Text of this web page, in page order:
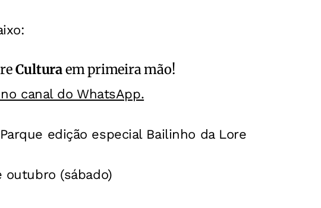
:
Culturaem primeira mão!
canal do WhatsApp.
edição especial Bailinho da Lore
outubro (sábado)